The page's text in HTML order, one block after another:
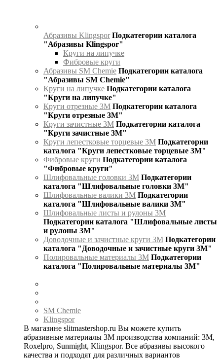
Абразивы Klingspor Подкатегории каталога
"Абразивы Klingspor"
Круги на липучке
Фибровые круги
Абразивы SM Chemie Подкатегории каталога
"Абразивы SM Chemie"
Круги на липучке Подкатегории каталога
"Круги на липучке"
Круги отрезные 3М Подкатегории каталога
"Круги отрезные 3М"
Круги зачистные 3М Подкатегории каталога
"Круги зачистные 3М"
Круги лепестковые торцевые 3М Подкатегории
каталога "Круги лепестковые торцевые 3М"
Фибровые круги Подкатегории каталога
"Фибровые круги"
Шлифовальные головки 3М Подкатегории
каталога "Шлифовальные головки 3М"
Шлифовальные валики 3М Подкатегории
каталога "Шлифовальные валики 3М"
Шлифовальные листы и рулоны 3М
Подкатегории каталога "Шлифовальные листы
и рулоны 3М"
Доводочные и зачистные круги 3М Подкатегории
каталога "Доводочные и зачистные круги 3М"
Полировальные материалы 3М Подкатегории
каталога "Полировальные материалы 3М"
SM Chemie
Klingspor
В магазине slitmastershop.ru Вы можете купить
абразивные материалы 3М производства компаний: 3М,
Roxelpro, Sunmight, Klingspor. Все абразивы высокого
качества и подходят для различных вариантов